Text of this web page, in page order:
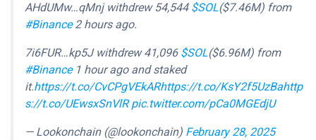
AHdUMw…qMnj withdrew 54,544 $SOL($7.46M) from
#Binance2 hours ago.
7i6FUR…kp5J withdrew 41,096 $SOL($6.96M) from
#Binance1 hour ago and staked
it.https://t.co/CvCPgVEkARhttps://t.co/KsY2f5UzBahttp
s://t.co/UEwsxSnVlR pic.twitter.com/pCa0MGEdjU
— Lookonchain (@lookonchain) February 28, 2025